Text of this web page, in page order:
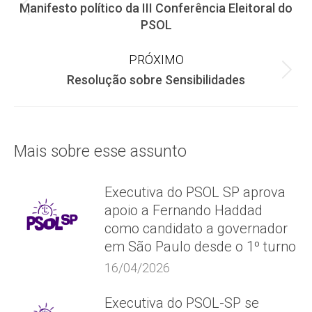
de
Post
anterior:
Manifesto político da III Conferência Eleitoral do
PSOL
PRÓXIMO
Próximo
Resolução sobre Sensibilidades
Mais sobre esse assunto
Executiva do PSOL SP aprova
apoio a Fernando Haddad
como candidato a governador
em São Paulo desde o 1º turno
16/04/2026
Executiva do PSOL-SP se